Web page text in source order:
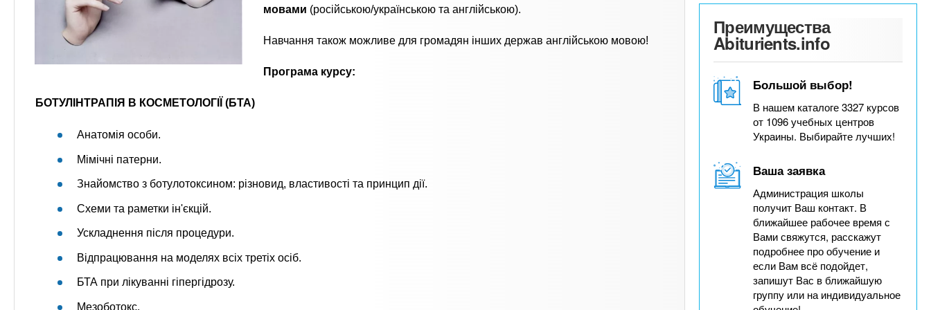
мовами (російською/українською та англійською).
Навчання також можливе для громадян інших держав англійською мовою!
Програма курсу:
БОТУЛІНТРАПІЯ В КОСМЕТОЛОГІЇ (БТА)
Анатомія особи.
Мімічні патерни.
Знайомство з ботулотоксином: різновид, властивості та принцип дії.
Схеми та раметки ін'єкцій.
Ускладнення після процедури.
Відпрацювання на моделях всіх третіх осіб.
БТА при лікуванні гіпергідрозу.
Мезоботокс.
Преимущества
Abiturients.info
Большой выбор!
В нашем каталоге 3327 курсов
от 1096 учебных центров
Украины. Выбирайте лучших!
Ваша заявка
Администрация школы
получит Ваш контакт. В
ближайшее рабочее время с
Вами свяжутся, расскажут
подробнее про обучение и
если Вам всё подойдет,
запишут Вас в ближайшую
группу или на индивидуальное